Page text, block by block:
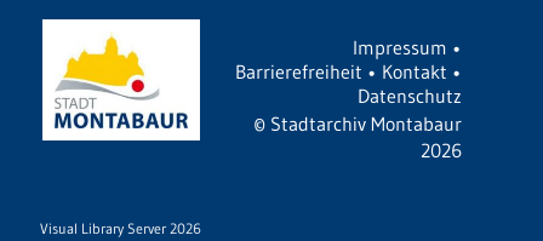
Impressum •
Barrierefreiheit • Kontakt •
Datenschutz
© Stadtarchiv Montabaur
2026
Visual Library Server 2026